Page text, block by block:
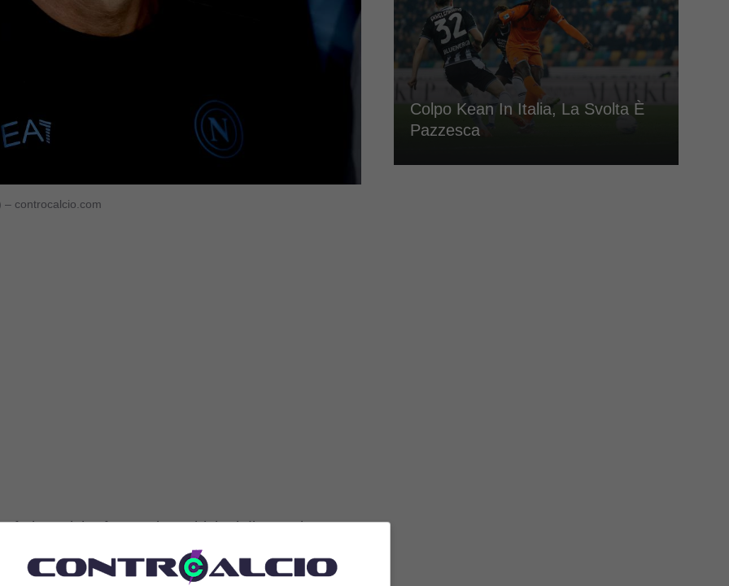
– controcalcio.com
ha frenato le ambizioni di Antonio Conte
Colpo Kean In Italia, La Svolta È
Pazzesca